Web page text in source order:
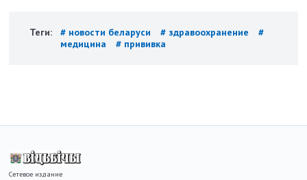
Теги: # новости беларуси # здравоохранение
#
медицина
# прививка
Сетевое издание